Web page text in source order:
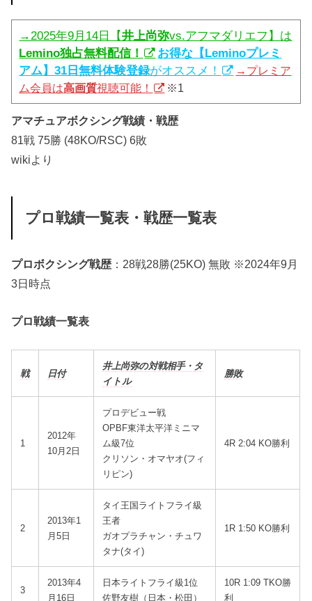
→2025年9月14日【井上尚弥vs.アフマダリエフ】は
Lemino独占無料配信！
お得な【Leminoプレミ
アム】31日無料体験登録がオススメ！
→プレミア
ム会員は高画質視聴可能！ ※1
アマチュアボクシング戦績・戦歴
81戦 75勝 (48KO/RSC) 6敗
wikiより
プロ戦績一覧表・戦歴一覧表
プロボクシング戦歴 ：28戦28勝(25KO) 無敗 ※2024年9月
3日時点
プロ戦績一覧表
戦 日付
井上尚弥の対戦相手・タ
イトル
勝敗
1
2012年
10月2日
プロデビュー戦
OPBF東洋太平洋ミニマ
ム級7位
クリソン・オマヤオ(フィ
リピン)
4R 2:04 KO勝利
2
2013年1
月5日
タイ王国ライトフライ級
王者
ガオプラチャン・チュワ
タナ(タイ)
1R 1:50 KO勝利
3
2013年4
月16日
⽇本ライトフライ級1位
佐野友樹（日本・松田）
10R 1:09 TKO勝
利